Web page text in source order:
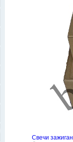
Свечи